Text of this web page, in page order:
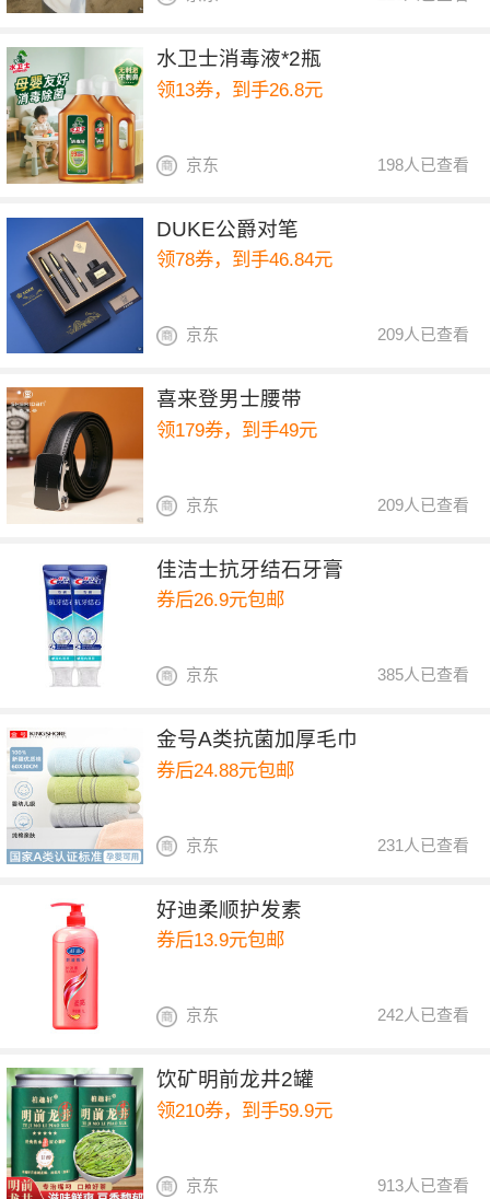
水卫士消毒液*2瓶
领13券，到手26.8元
198人已查看
京东
DUKE公爵对笔
领78券，到手46.84元
209人已查看
京东
喜来登男士腰带
领179券，到手49元
209人已查看
京东
佳洁士抗牙结石牙膏
券后26.9元包邮
385人已查看
京东
金号A类抗菌加厚毛巾
券后24.88元包邮
231人已查看
京东
好迪柔顺护发素
券后13.9元包邮
242人已查看
京东
饮矿明前龙井2罐
领210券，到手59.9元
913人已查看
京东